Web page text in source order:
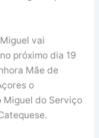
vai
próximo dia 19
Mãe de
o
Miguel do Serviço